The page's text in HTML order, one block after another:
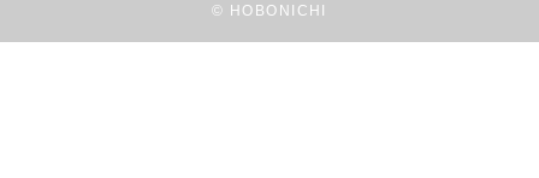
© HOBONICHI